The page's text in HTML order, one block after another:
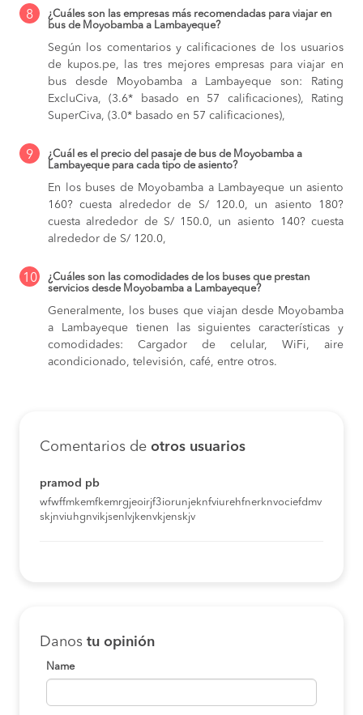
8
¿Cuáles son las empresas más recomendadas para viajar en
bus de Moyobamba a Lambayeque?
Según los comentarios y calificaciones de los usuarios
de kupos.pe, las tres mejores empresas para viajar en
bus desde Moyobamba a Lambayeque son: Rating
ExcluCiva, (3.6* basado en 57 calificaciones), Rating
SuperCiva, (3.0* basado en 57 calificaciones),
9
¿Cuál es el precio del pasaje de bus de Moyobamba a
Lambayeque para cada tipo de asiento?
En los buses de Moyobamba a Lambayeque un asiento
160? cuesta alrededor de S/ 120.0, un asiento 180?
cuesta alrededor de S/ 150.0, un asiento 140? cuesta
alrededor de S/ 120.0,
10
¿Cuáles son las comodidades de los buses que prestan
servicios desde Moyobamba a Lambayeque?
Generalmente, los buses que viajan desde Moyobamba
a Lambayeque tienen las siguientes características y
comodidades: Cargador de celular, WiFi, aire
acondicionado, televisión, café, entre otros.
Comentarios de otros usuarios
pramod pb
wfwffmkemfkemrgjeoirjf3iorunjeknfviurehfnerknvociefdmv
skjnviuhgnvikjsenlvjkenvkjenskjv
Danos tu opinión
Name